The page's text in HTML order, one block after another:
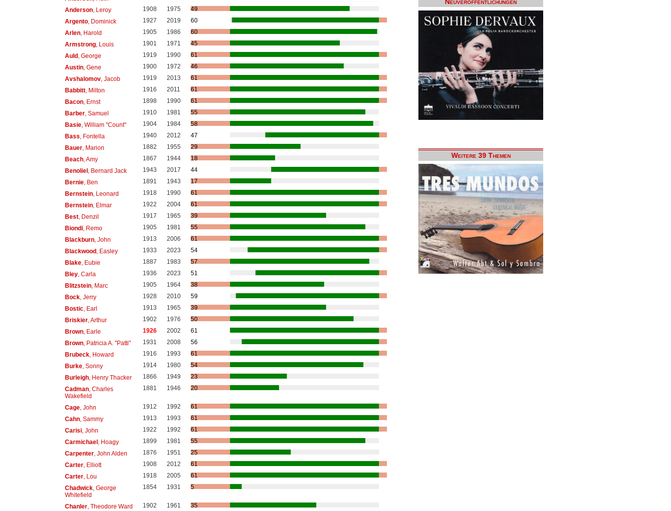
Anderson, Leroy 1908 1975
49
Argento, Dominick 1927 2019
60
Arlen, Harold 1905 1986
60
Armstrong, Louis 1901 1971
45
Auld , George 1919 1990
61
Austin, Gene 1900 1972
46
Avshalomov, Jacob 1919 2013
61
Babbitt, Milton 1916 2011
61
Bacon, Ernst 1898 1990
61
Barber, Samuel 1910 1981
55
Basie, William "Count" 1904 1984
58
Bass, Fontella 1940 2012
47
Bauer, Marion 1882 1955
29
Beach, Amy 1867 1944
18
Benoliel , Bernard Jack 1943 2017
44
Bernie, Ben 1891 1943
17
Bernstein, Leonard 1918 1990
61
Bernstein, Elmar 1922 2004
61
Best, Denzil 1917 1965
39
Biondi, Remo 1905 1981
55
Blackburn, John 1913 2006
61
Blackwood , Easley 1933 2023
54
Blake, Eubie 1887 1983
57
Bley, Carla 1936 2023
51
Blitzstein, Marc 1905 1964
38
Bock, Jerry 1928 2010
59
Bostic, Earl 1913 1965
39
Briskier, Arthur 1902 1976
50
Brown, Earle 1926 2002
61
Brown, Patricia A. "Patti" 1931 2008
56
Brubeck, Howard 1916 1993
61
Burke, Sonny 1914 1980
54
Burleigh, Henry Thacker 1866 1949
23
Cadman, Charles
Wakefield
1881 1946 20
Cage, John 1912 1992
61
Cahn, Sammy 1913 1993
61
Carisi, John 1922 1992
61
Carmichael , Hoagy 1899 1981
55
Carpenter, John Alden 1876 1951
25
Carter, Elliott 1908 2012
61
Carter, Lou 1918 2005
61
Chadwick, George
Whitefield
1854 1931 5
Chanler, Theodore Ward 1902 1961
35
Neuveröffentlichungen
Weitere 39 Themen